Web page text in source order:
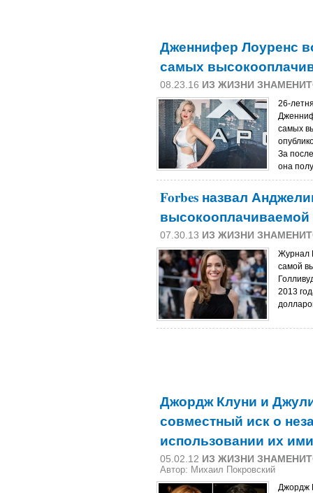
Дженнифер Лоуренс
самых
08.23.16 ИЗ ЖИЗНИ
26-
самых
За
она
Forbes назвал
высокооплачиваемой
07.30.13 ИЗ ЖИЗНИ
Журнал
самой
2013
Джордж Клуни и
совместный иск о
использовании их
05.02.12 ИЗ ЖИЗНИ
Автор: Михаил Покровский
Джордж